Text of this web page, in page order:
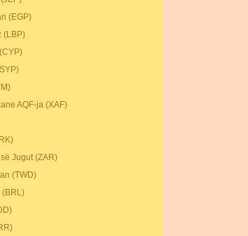
(EGP)
(LBP)
AQF-ja (XAF)
Jugut (ZAR)
(TWD)
(BRL)